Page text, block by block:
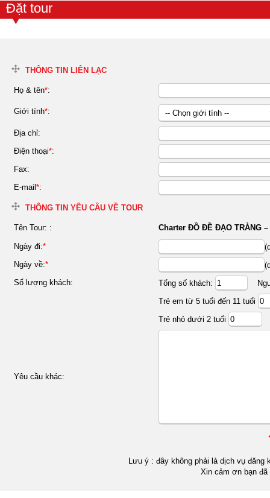
Đặt tour
THÔNG TIN LIÊN LẠC
Họ & tên*:
Giới tính*:
-- Chọn giới tính --
Địa chỉ:
Điện thoại*:
Fax:
E-mail *:
THÔNG TIN YÊU CẦU VỀ TOUR
Tên Tour: : Charter ĐỒ ĐỀ ĐẠO TRÀNG
Ngày đi:*
Ngày về:*
Số lượng khách:
Tổng số khách:
Trẻ em từ 5 tuổi đến 11 tuổi
Trẻ nhỏ dưới 2 tuổi
Yêu cầu khác:
Lưu ý : đây không phải là dịch vụ
Xin cảm ơn bạn đã